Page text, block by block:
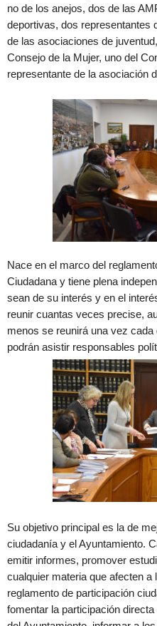
no de los anejos, dos de las
deportivas, dos representantes
de las asociaciones de
Consejo de la Mujer, uno del
representante de la asociación
Nace en el marco del
Ciudadana y tiene plena
sean de su interés y en el
reunir cuantas veces precise,
menos se reunirá una vez
podrán asistir responsables
Su objetivo principal es la de
ciudadanía y el Ayuntamiento.
emitir informes, promover
cualquier materia que afecten
reglamento de participación
fomentar la participación